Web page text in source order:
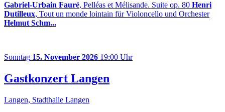
Gabriel-Urbain Fauré, Pelléas et Mélisande. Suite op. 80 Henri
Dutilleux, Tout un monde lointain für Violoncello und Orchester
Helmut Schm...
Sonntag 15. November 2026 19:00 Uhr
Gastkonzert Langen
Langen, Stadthalle Langen